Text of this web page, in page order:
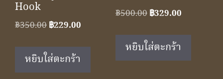
Hook
฿350.00Original
was:
฿350.00.
฿229.00
is:
หยิบใส่ตะกร้า
฿500.00 Original
was:
฿500.00.
฿329.00Current
is:
หยิบใส่ตะกร้า